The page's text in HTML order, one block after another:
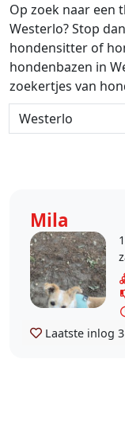
Op zoek naar een
Westerlo? Stop
hondensitter of
hondenbazen in
zoekertjes van
Mila
Laatste inlog